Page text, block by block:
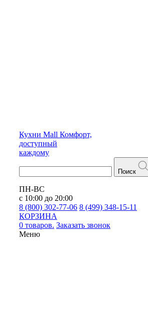
Кухни Mall Комфорт,
доступный
каждому
Поиск
ПН-ВС
с 10:00 до 20:00
8 (800) 302-77-06 8 (499) 348-15-11
КОРЗИНА
0 товаров. Заказать звонок
Меню